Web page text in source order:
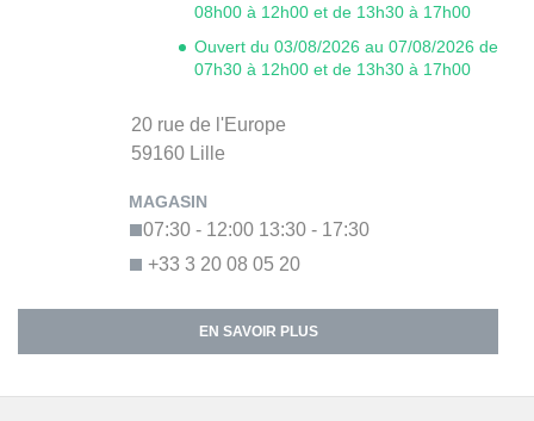
20 rue de l'Europe
59160 Lille
+33 3 20 08 05 20
07:30 - 12:00 13:30 - 17:30
08h00 à 12h00 et de 13h30 à 17h00
Ouvert du 03/08/2026 au 07/08/2026 de
07h30 à 12h00 et de 13h30 à 17h00
EN SAVOIR PLUS